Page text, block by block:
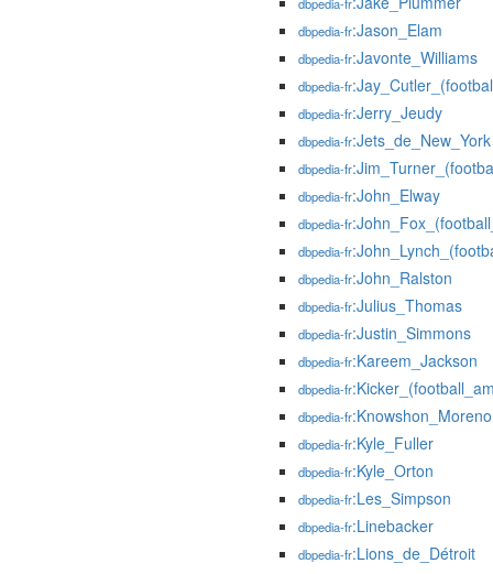
dbpedia-fr:Jason_Elam
dbpedia-fr:Javonte_Williams
dbpedia-fr
dbpedia-fr:Jerry_Jeudy
dbpedia-fr:Jets_de_New_York
dbpedia-fr
dbpedia-fr:John_Elway
dbpedia-fr
dbpedia-fr
dbpedia-fr:John_Ralston
dbpedia-fr:Julius_Thomas
dbpedia-fr:Justin_Simmons
dbpedia-fr:Kareem_Jackson
dbpedia-fr
dbpedia-fr:Knowshon_Moreno
dbpedia-fr:Kyle_Fuller
dbpedia-fr:Kyle_Orton
dbpedia-fr:Les_Simpson
dbpedia-fr:Linebacker
dbpedia-fr:Lions_de_Détroit